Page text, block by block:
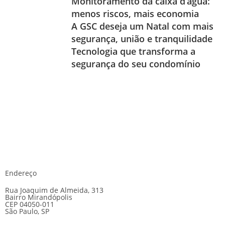
menos riscos, mais economia
A GSC deseja um Natal com mais
segurança, união e tranquilidade
Tecnologia que transforma a
segurança do seu condomínio
Endereço
Rua Joaquim de Almeida, 313
Bairro Mirandópolis
CEP 04050-011
São Paulo, SP